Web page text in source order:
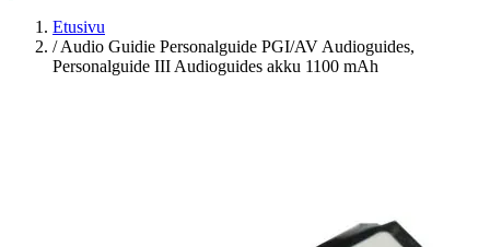
Etusivu
/ Audio Guidie Personalguide PGI/AV Audioguides,
Personalguide III Audioguides akku 1100 mAh